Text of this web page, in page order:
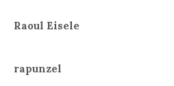
Raoul Eisele
rapunzel